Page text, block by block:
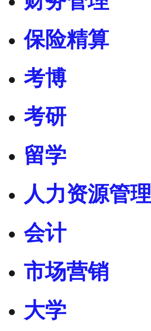
保险精算
考博
考研
留学
人力资源管理
会计
市场营销
大学